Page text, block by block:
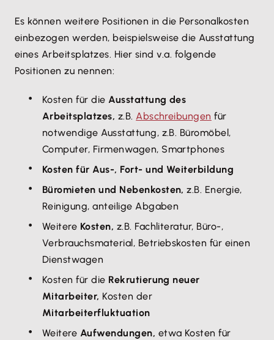
Es können weitere Positionen in die Personalkosten
einbezogen werden, beispielsweise die Ausstattung
eines Arbeitsplatzes. Hier sind v.a. folgende
Positionen zu nennen:
Kosten für die Ausstattung des
Arbeitsplatzes, z.B. Abschreibungen für
notwendige Ausstattung, z.B. Büromöbel,
Computer, Firmenwagen, Smartphones
Kosten für Aus-, Fort- und Weiterbildung
Büromieten und Nebenkosten, z.B. Energie,
Reinigung, anteilige Abgaben
Weitere Kosten, z.B. Fachliteratur, Büro-,
Verbrauchsmaterial, Betriebskosten für einen
Dienstwagen
Kosten für die Rekrutierung neuer
Mitarbeiter, Kosten der
Mitarbeiterfluktuation
Weitere Aufwendungen, etwa Kosten für